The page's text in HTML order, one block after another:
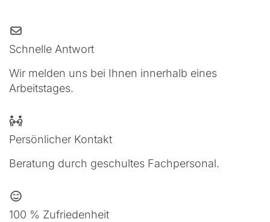
Schnelle Antwort
Wir melden uns bei Ihnen innerhalb eines
Arbeitstages.
Persönlicher Kontakt
Beratung durch geschultes Fachpersonal.
100 % Zufriedenheit